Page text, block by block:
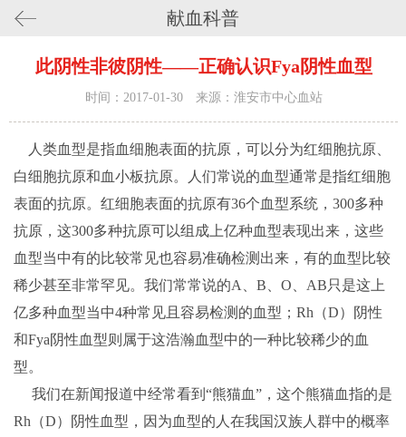
献血科普
此阴性非彼阴性——正确认识Fya阴性血型
时间：2017-01-30 来源：淮安市中心血站
人类血型是指血细胞表面的抗原，可以分为红细胞抗原、
白细胞抗原和血小板抗原。人们常说的血型通常是指红细胞
表面的抗原。红细胞表面的抗原有36个血型系统，300多种
抗原，这300多种抗原可以组成上亿种血型表现出来，这些
血型当中有的比较常见也容易准确检测出来，有的血型比较
稀少甚至非常罕见。我们常常说的A、B、O、AB只是这上
亿多种血型当中4种常见且容易检测的血型；Rh（D）阴性
和Fya阴性血型则属于这浩瀚血型中的一种比较稀少的血
型。
我们在新闻报道中经常看到“熊猫血”，这个熊猫血指的是
Rh（D）阴性血型，因为血型的人在我国汉族人群中的概率